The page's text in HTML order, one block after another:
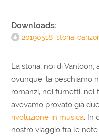
Downloads:
20190518_storia-
La storia, noi di Vanloon,
ovunque: la peschiamo
romanzi, nei fumetti, nel
avevamo provatogià
rivoluzione in musica .
nostro viaggio fra le